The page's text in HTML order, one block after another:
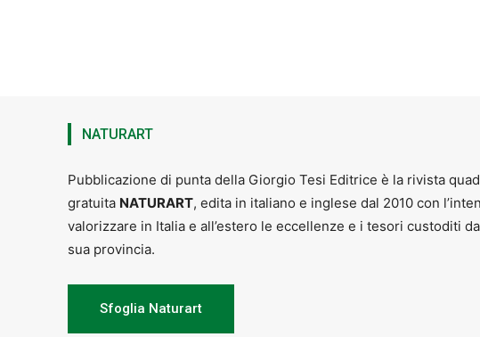
NATURART
Pubblicazione di punta della Giorgio Tesi Editrice è la rivista
gratuita NATURART, edita in italiano e inglese dal 2010 con
valorizzare in Italia e all’estero le eccellenze e i tesori custoditi
sua provincia.
Sfoglia Naturart